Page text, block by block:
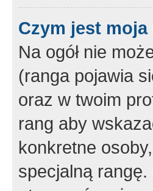
Czym jest
Na ogół nie
(ranga pojawia
oraz w twoim
rang aby
konkretne
specjalną